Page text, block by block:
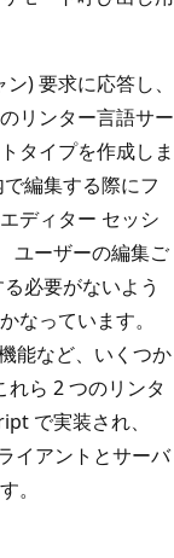
) 要求に応答し、
リンター言語サー
タイプを作成しま
編集する際にフ
ディター セッシ
ユーザーの編集ご
必要がないよう
なっています。
能など、いくつか
ら 2 つのリンタ
で実装され、
イアントとサーバ
。